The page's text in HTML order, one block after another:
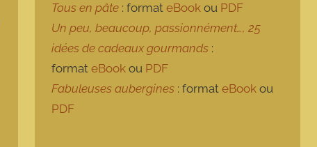
Tous en pâte : formateBook ou PDF
Un peu, beaucoup, passionnément…, 25
idées de cadeaux gourmands :
formateBook ou PDF
Fabuleuses aubergines : formateBook ou
PDF